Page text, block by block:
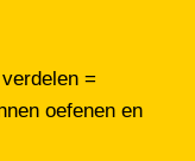
=
oefenen en